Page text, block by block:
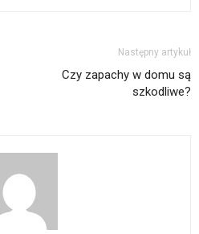
Następny artykuł
Czy zapachy w domu są
szkodliwe?